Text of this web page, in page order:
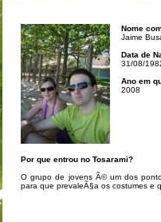
Nome
Jaime
Data de
31/08/
Ano em
2008
Por que entrou no Tosarami?
O grupo de jovens Ã© um dos
para que prevaleÃ§a os costumes e